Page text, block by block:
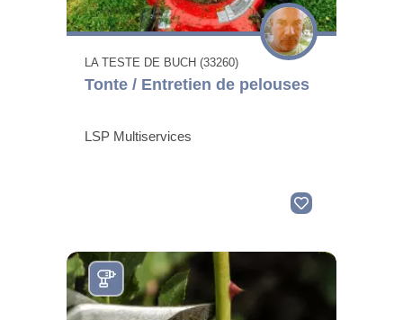
LA TESTE DE BUCH (33260)
Tonte / Entretien de pelouses
LSP Multiservices